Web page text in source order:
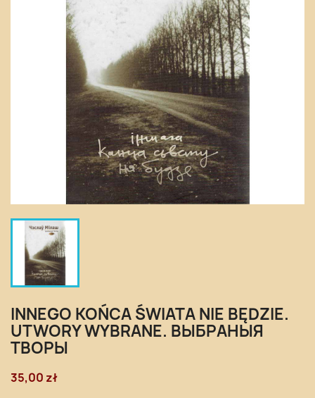
INNEGO KOŃCA ŚWIATA NIE BĘDZIE.
UTWORY WYBRANE. ВЫБРАНЫЯ
ТВОРЫ
35,00 zł